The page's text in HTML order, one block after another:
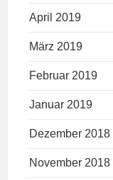
April 2019
März 2019
Februar 2019
Januar 2019
Dezember 2018
November 2018